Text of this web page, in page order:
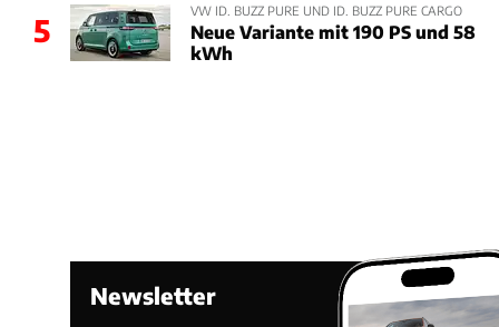
5
VW ID. BUZZ PURE UND ID. BUZZ PURE CARGO
Neue Variante mit 190 PS und 58
kWh
Newsletter